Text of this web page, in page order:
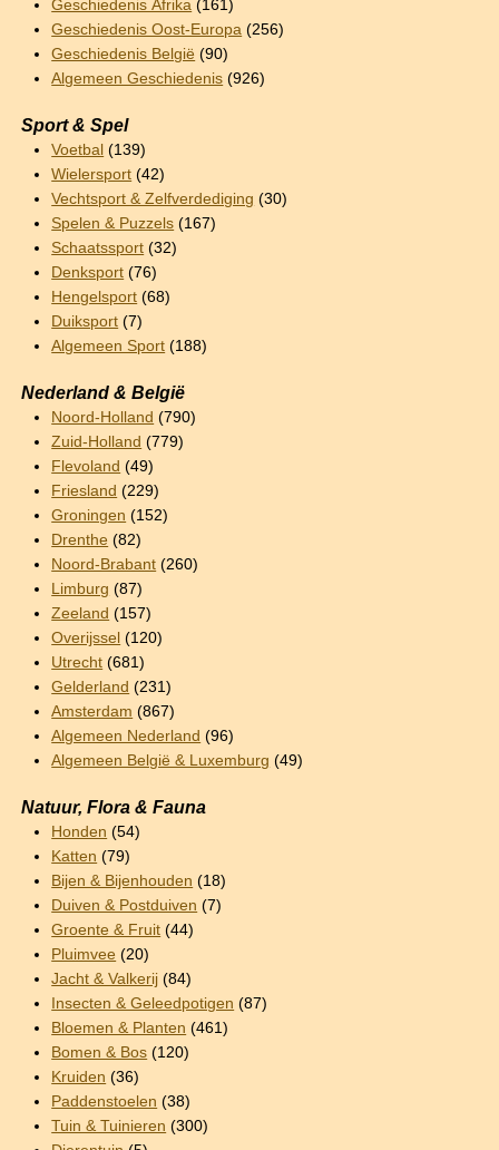
Geschiedenis Afrika (161)
Geschiedenis Oost-Europa (256)
Geschiedenis België (90)
Algemeen Geschiedenis (926)
Sport & Spel
Voetbal (139)
Wielersport (42)
Vechtsport & Zelfverdediging (30)
Spelen & Puzzels (167)
Schaatssport (32)
Denksport (76)
Hengelsport (68)
Duiksport (7)
Algemeen Sport (188)
Nederland & België
Noord-Holland (790)
Zuid-Holland (779)
Flevoland (49)
Friesland (229)
Groningen (152)
Drenthe (82)
Noord-Brabant (260)
Limburg (87)
Zeeland (157)
Overijssel (120)
Utrecht (681)
Gelderland (231)
Amsterdam (867)
Algemeen Nederland (96)
Algemeen België & Luxemburg (49)
Natuur, Flora & Fauna
Honden (54)
Katten (79)
Bijen & Bijenhouden (18)
Duiven & Postduiven (7)
Groente & Fruit (44)
Pluimvee (20)
Jacht & Valkerij (84)
Insecten & Geleedpotigen (87)
Bloemen & Planten (461)
Bomen & Bos (120)
Kruiden (36)
Paddenstoelen (38)
Tuin & Tuinieren (300)